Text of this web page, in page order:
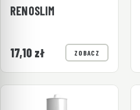
RENOSLIM
17,10 zł ZOBACZ